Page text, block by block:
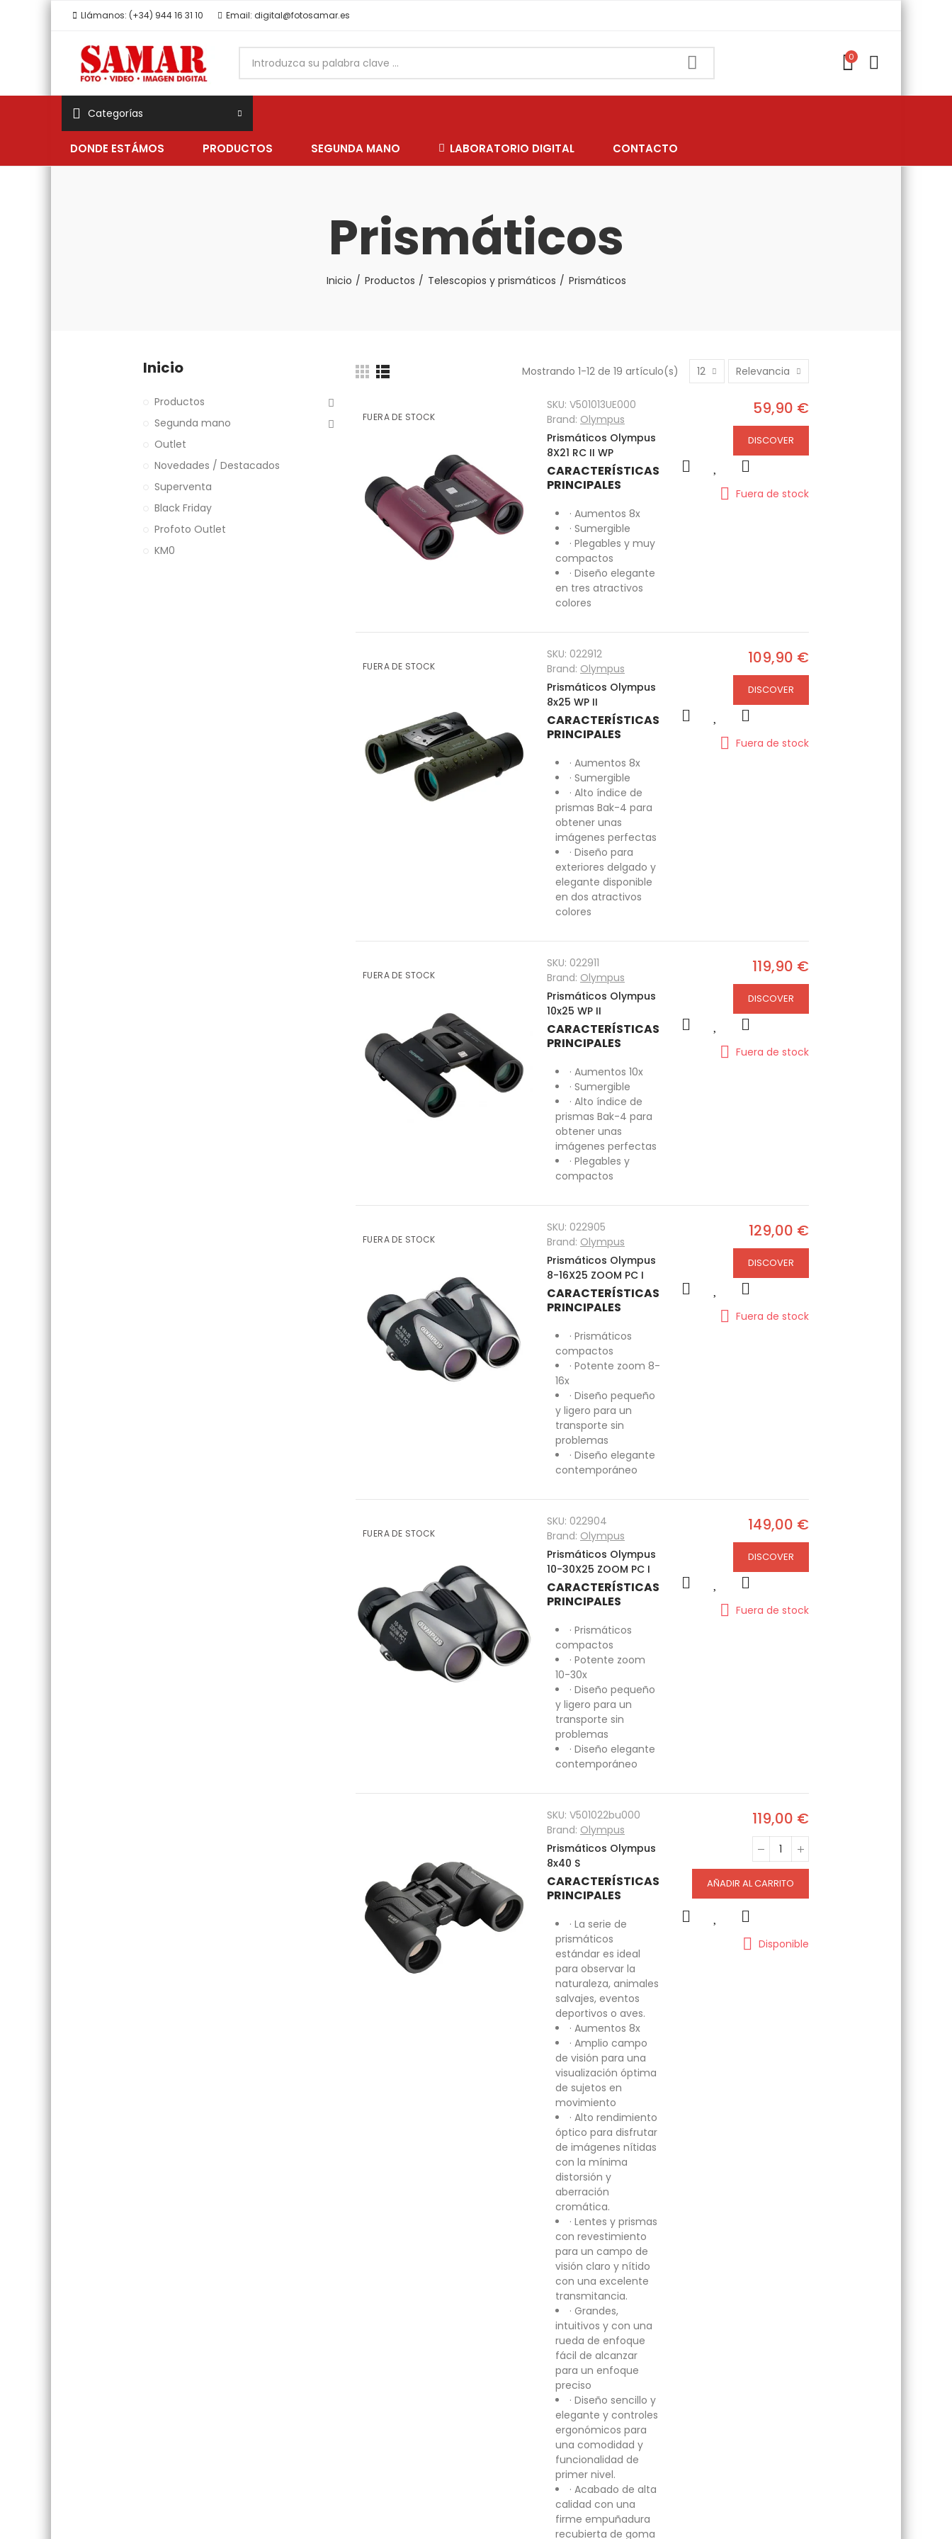
Llámanos: (+34) 944 16 31 10 Email: digital@fotosamar.es
0
Categorías
DONDE ESTÁMOS PRODUCTOS SEGUNDA MANO LABORATORIO DIGITAL CONTACTO
Prismáticos
Inicio Productos Telescopios y prismáticos Prismáticos
Mostrando 1-12 de 19 artículo(s) 12 Relevancia
FUERA DE STOCK
SKU: V501013UE000
Brand: Olympus
Prismáticos Olympus
8X21 RC II WP
CARACTERÍSTICAS
PRINCIPALES
· Aumentos 8x
· Sumergible
· Plegables y muy
compactos
· Diseño elegante
en tres atractivos
colores
59,90 €
DISCOVER
Fuera de stock
FUERA DE STOCK
SKU: 022912
Brand: Olympus
Prismáticos Olympus
8x25 WP II
CARACTERÍSTICAS
PRINCIPALES
· Aumentos 8x
· Sumergible
· Alto índice de
prismas Bak-4 para
obtener unas
imágenes perfectas
· Diseño para
exteriores delgado y
elegante disponible
en dos atractivos
colores
109,90 €
DISCOVER
Fuera de stock
FUERA DE STOCK
SKU: 022911
Brand: Olympus
Prismáticos Olympus
10x25 WP II
CARACTERÍSTICAS
PRINCIPALES
· Aumentos 10x
· Sumergible
· Alto índice de
prismas Bak-4 para
obtener unas
imágenes perfectas
· Plegables y
compactos
119,90 €
DISCOVER
Fuera de stock
FUERA DE STOCK
SKU: 022905
Brand: Olympus
Prismáticos Olympus
8-16X25 ZOOM PC I
CARACTERÍSTICAS
PRINCIPALES
· Prismáticos
compactos
· Potente zoom 8-
16x
· Diseño pequeño
y ligero para un
transporte sin
problemas
· Diseño elegante
contemporáneo
129,00 €
DISCOVER
Fuera de stock
FUERA DE STOCK
SKU: 022904
Brand: Olympus
Prismáticos Olympus
10-30X25 ZOOM PC I
CARACTERÍSTICAS
PRINCIPALES
· Prismáticos
compactos
· Potente zoom
10-30x
· Diseño pequeño
y ligero para un
transporte sin
problemas
· Diseño elegante
contemporáneo
149,00 €
DISCOVER
Fuera de stock
SKU: V501022bu000
Brand: Olympus
Prismáticos Olympus
8x40 S
CARACTERÍSTICAS
PRINCIPALES
· La serie de
prismáticos
estándar es ideal
para observar la
naturaleza, animales
salvajes, eventos
deportivos o aves.
· Aumentos 8x
· Amplio campo
de visión para una
visualización óptima
de sujetos en
movimiento
· Alto rendimiento
óptico para disfrutar
de imágenes nítidas
con la mínima
distorsión y
aberración
cromática.
· Lentes y prismas
con revestimiento
para un campo de
visión claro y nítido
con una excelente
transmitancia.
· Grandes,
intuitivos y con una
rueda de enfoque
fácil de alcanzar
para un enfoque
preciso
· Diseño sencillo y
elegante y controles
ergonómicos para
una comodidad y
funcionalidad de
primer nivel.
· Acabado de alta
calidad con una
firme empuñadura
recubierta de goma
119,00 €
AÑADIR AL CARRITO
Disponible
Inicio
Productos
Segunda mano
Outlet
Novedades / Destacados
Superventa
Black Friday
Profoto Outlet
KM0